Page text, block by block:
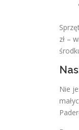
zł –
Nie